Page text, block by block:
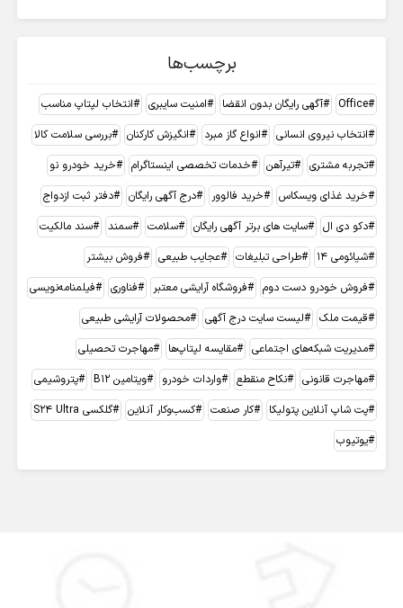
برچسب‌ها
Office آگهی رایگان بدون انقضا امنیت سایبری
انتخاب لپتاپ مناسب
انتخاب نیروی انسانی
انواع گاز مبرد انگیزش کارکنان
بررسی سلامت کالا
تجربه مشتری
تیرآهن خدمات تخصصی اینستاگرام
خرید خودرو نو
خرید غذای ویسکاس
خرید فالوور درج آگهی رایگان
دفتر ثبت ازدواج
دکو دی ال
سایت های برتر آگهی رایگان سلامت سمند
سند مالکیت
شیائومی 14
طراحی تبلیغات عجایب طبیعی
فروش بیشتر
فروش خودرو دست دوم
فروشگاه آرایشی معتبر فناوری
فیلمنامه‌نویسی
قیمت ملک
لیست سایت درج آگهی
محصولات آرایشی طبیعی
مدیریت شبکه‌های اجتماعی
مقایسه لپتاپ‌ها
مهاجرت تحصیلی
مهاجرت قانونی
نکاح منقطع واردات خودرو ویتامین B12
پتروشیمی
پت شاپ آنلاین پتولیکا
کار صنعت کسب‌وکار آنلاین
گلکسی S24 Ultra
یوتیوب